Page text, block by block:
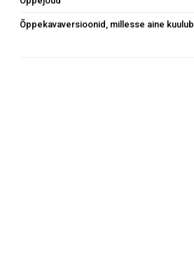
Õppekavaversioonid, millesse aine kuulub